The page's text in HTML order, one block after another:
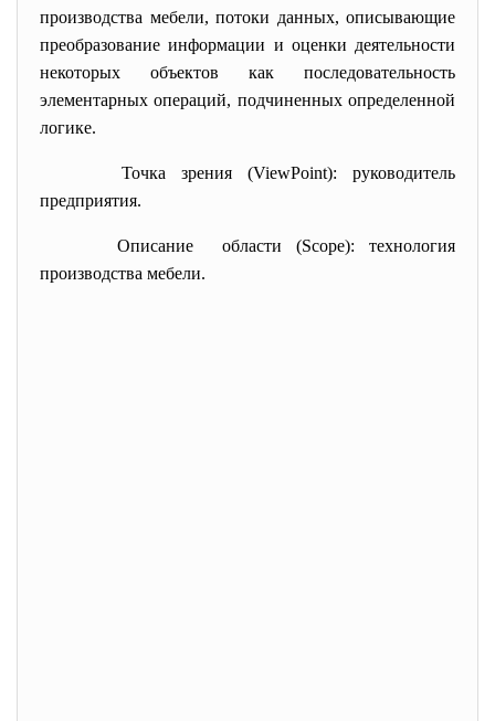
производства мебели, потоки данных, описывающие
преобразование информации и оценки деятельности
некоторых объектов как последовательность
элементарных операций, подчиненных определенной
логике.
Точка зрения (ViewPoint): руководитель
предприятия.
Описание области (Scope): технология
производства мебели.